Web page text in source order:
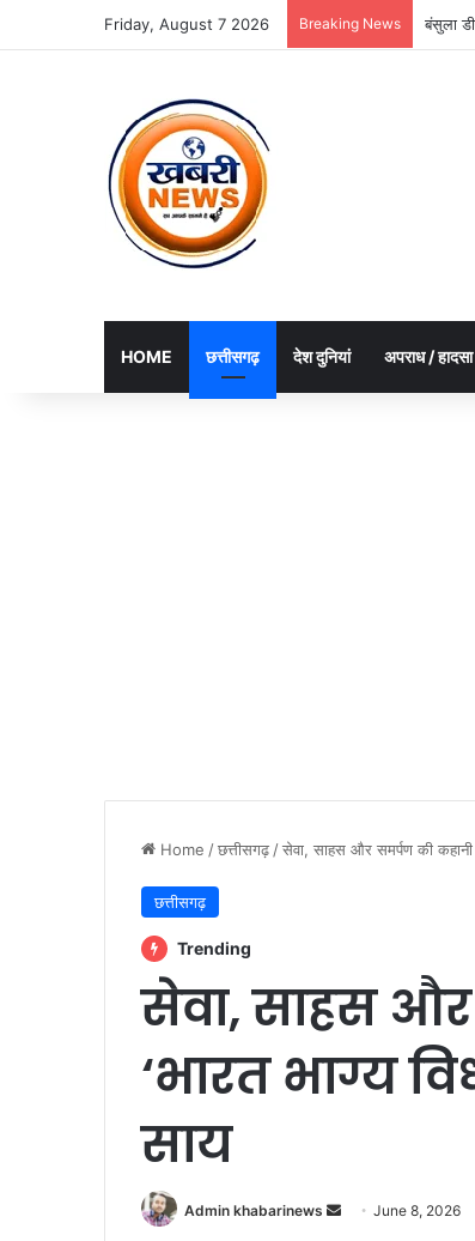
Friday, August 7 2026 Breaking News बंसुला
HOME छत्तीसगढ़ देश दुनियां अपराध / हादसा
Home /छत्तीसगढ़ /सेवा, साहस और समर्पण की कहानी
छत्तीसगढ़
Trending
सेवा, साहस
‘भारत भाग्य
साय
Admin khabarinews
SendJune 8, 2026